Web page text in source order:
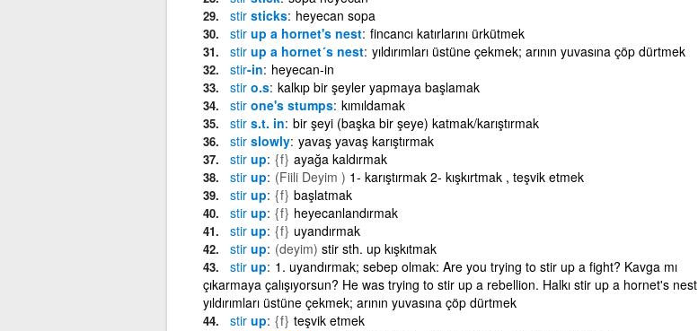
stirsticks heyecan sopa
stirup a hornet's nest fincancı katırlarını ürkütmek
stirup a hornet´s nest yıldırımları üstüne çekmek; arının yuvasına çöp dürtmek
stir-in heyecan-in
stiro.s kalkıp bir şeyler yapmaya başlamak
stirone's stumps kımıldamak
stirs.t. in bir şeyi (başka bir şeye) katmak/karıştırmak
stirslowly yavaş yavaş karıştırmak
stirup {f} ayağa kaldırmak
stirup (Fiili Deyim ) 1- karıştırmak 2- kışkırtmak , teşvik etmek
stirup {f} başlatmak
stirup {f} heyecanlandırmak
stirup {f} uyandırmak
stirup (deyim) stir sth. up kışkıtmak
stirup 1. uyandırmak; sebep olmak: Are you trying to stir up a fight? Kavga mı
çıkarmaya çalışıyorsun? He was trying to stir up a rebellion. Halkı stir up a hornet's nest
yıldırımları üstüne çekmek; arının yuvasına çöp dürtmek
stirup {f} teşvik etmek